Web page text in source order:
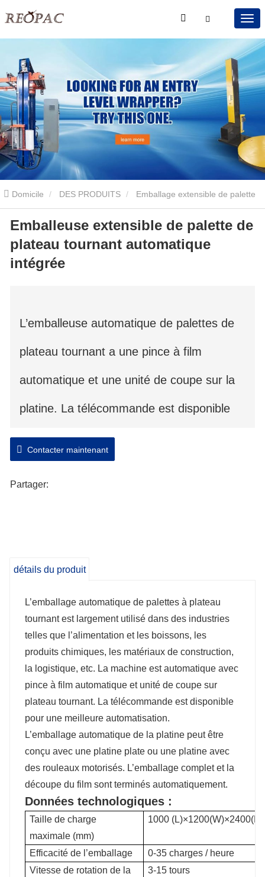
Domicile DES PRODUITS Emballage extensible de palette
de plateau tournant
tournant automatique intégrée
Emballeuse extensible de palette de
plateau tournant automatique
intégrée
L’emballeuse automatique de palettes de
plateau tournant a une pince à film
automatique et une unité de coupe sur la
platine. La télécommande est disponible
pour une meilleure automatisation.
L’emballage automatique de la platine peut
être conçu avec une platine plate ou une
sont terminés automatiquement.
Contacter maintenant
Partager:
détails du produit
L’emballage automatique de palettes à plateau
tournant est largement utilisé dans des industries
telles que l’alimentation et les boissons, les
produits chimiques, les matériaux de construction,
la logistique, etc. La machine est automatique avec
pince à film automatique et unité de coupe sur
plateau tournant. La télécommande est disponible
pour une meilleure automatisation.
L’emballage automatique de la platine peut être
conçu avec une platine plate ou une platine avec
des rouleaux motorisés. L’emballage complet et la
découpe du film sont terminés automatiquement.
Données technologiques :
Taille de charge
maximale (mm)
1000
Efficacité de l’emballage
0-35 charges / heure
Vitesse de rotation de la
3-15 tours